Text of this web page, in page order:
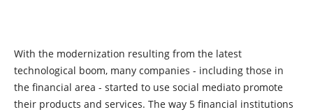
With the modernization resulting from the latest
technological boom, many companies - including those in
the financial area - started to use social mediato promote
their products and services. The way 5 financial institutions